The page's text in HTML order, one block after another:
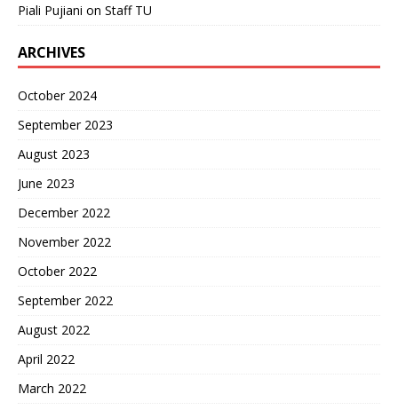
Piali Pujiani on Staff TU
ARCHIVES
October 2024
September 2023
August 2023
June 2023
December 2022
November 2022
October 2022
September 2022
August 2022
April 2022
March 2022